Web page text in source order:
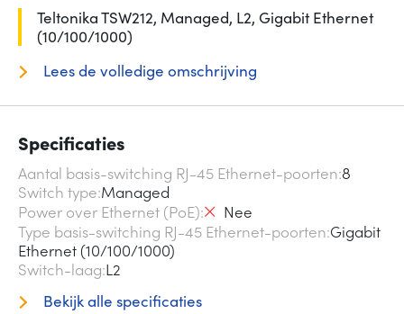
Teltonika TSW212, Managed, L2, Gigabit Ethernet
(10/100/1000)
Lees de volledige omschrijving
Specificaties
Aantal basis-switching RJ-45 Ethernet-poorten 8
Switch type Managed
Power over Ethernet (PoE)
Nee
Type basis-switching RJ-45 Ethernet-poorten Gigabit
Ethernet (10/100/1000)
Switch-laag L2
Bekijk alle specificaties